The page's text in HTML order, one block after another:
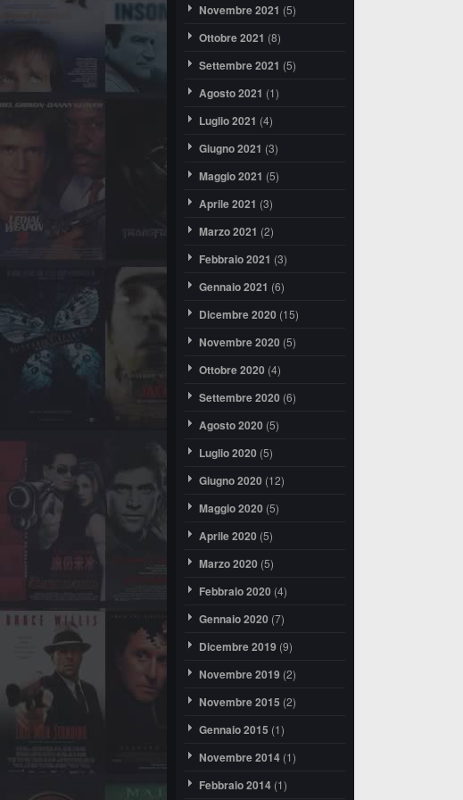
Novembre 2021 (5)
Ottobre 2021 (8)
Settembre 2021 (5)
Agosto 2021 (1)
Luglio 2021 (4)
Giugno 2021 (3)
Maggio 2021 (5)
Aprile 2021 (3)
Marzo 2021 (2)
Febbraio 2021 (3)
Gennaio 2021 (6)
Dicembre 2020 (15)
Novembre 2020 (5)
Ottobre 2020 (4)
Settembre 2020 (6)
Agosto 2020 (5)
Luglio 2020 (5)
Giugno 2020 (12)
Maggio 2020 (5)
Aprile 2020 (5)
Marzo 2020 (5)
Febbraio 2020 (4)
Gennaio 2020 (7)
Dicembre 2019 (9)
Novembre 2019 (2)
Novembre 2015 (2)
Gennaio 2015 (1)
Novembre 2014 (1)
Febbraio 2014 (1)